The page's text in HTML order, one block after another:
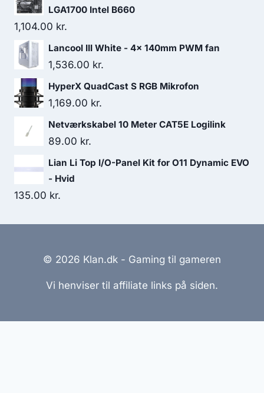
LGA1700 Intel B660
1,104.00 kr.
Lancool III White - 4x 140mm PWM fan
1,536.00 kr.
HyperX QuadCast S RGB Mikrofon
1,169.00 kr.
Netværkskabel 10 Meter CAT5E Logilink
89.00 kr.
Lian Li Top I/O-Panel Kit for O11 Dynamic EVO
- Hvid
135.00 kr.
© 2026 Klan.dk - Gaming til gameren
Vi henviser til affiliate links på siden.